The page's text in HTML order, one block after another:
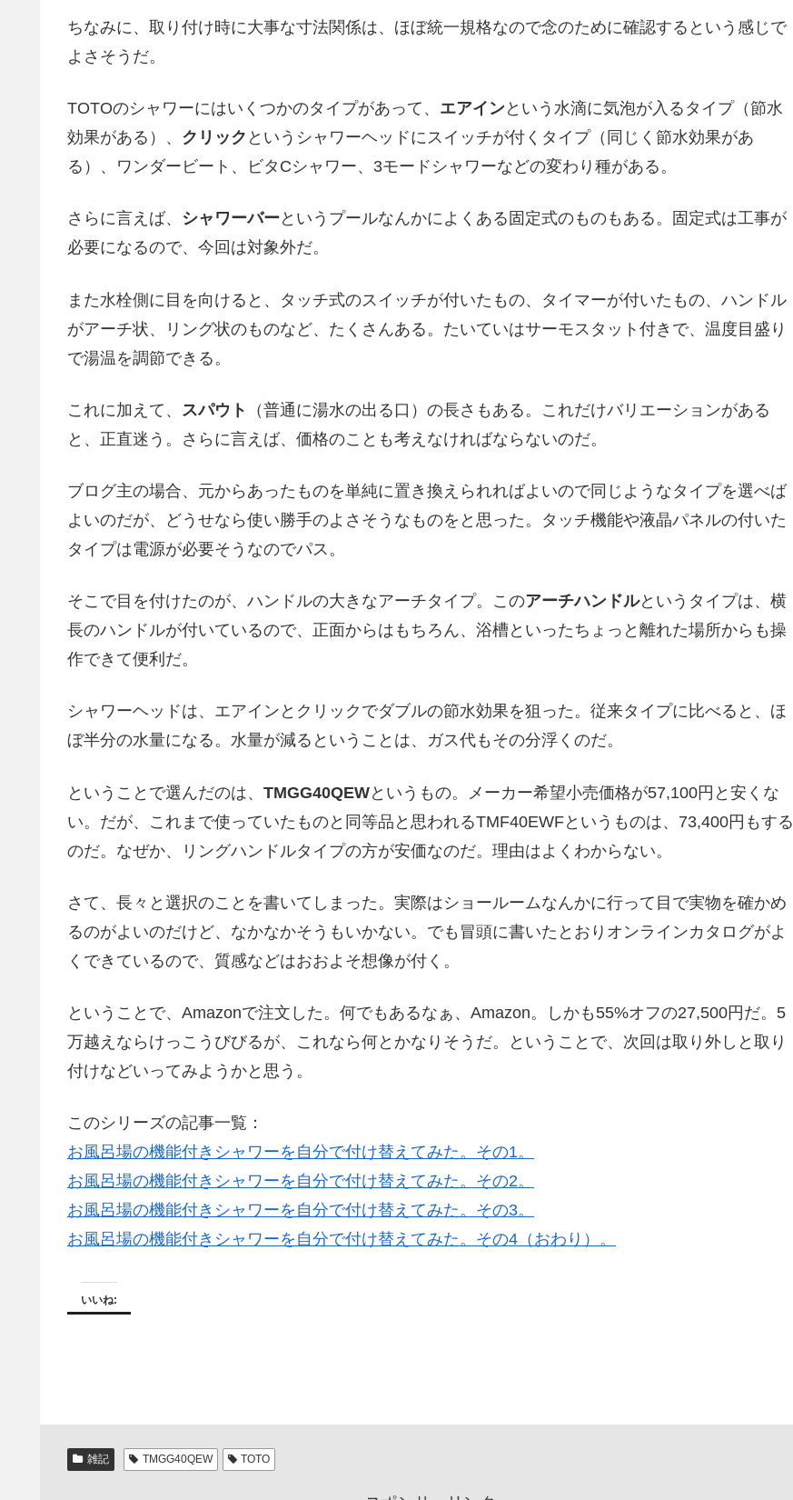
ちなみに、取り付け時に大事な寸法関係は、ほぼ統一規格なので念のために確認するという感じで
よさそうだ。
TOTOのシャワーにはいくつかのタイプがあって、 エアインという水滴に気泡が入るタイプ（節水
効果がある）、 クリック というシャワーヘッドにスイッチが付くタイプ（同じく節水効果があ
る）、ワンダービート、ビタCシャワー、3モードシャワーなどの変わり種がある。
さらに言えば、 シャワーバーというプールなんかによくある固定式のものもある。固定式は工事が
必要になるので、今回は対象外だ。
また水栓側に目を向けると、タッチ式のスイッチが付いたもの、タイマーが付いたもの、ハンドル
がアーチ状、リング状のものなど、たくさんある。たいていはサーモスタット付きで、温度目盛り
で湯温を調節できる。
これに加えて、 スパウト
（普通に湯水の出る口）の長さもある。これだけバリエーションがある
と、正直迷う。さらに言えば、価格のことも考えなければならないのだ。
ブログ主の場合、元からあったものを単純に置き換えられればよいので同じようなタイプを選べば
よいのだが、どうせなら使い勝手のよさそうなものをと思った。タッチ機能や液晶パネルの付いた
タイプは電源が必要そうなのでパス。
そこで目を付けたのが、ハンドルの大きなアーチタイプ。このアーチハンドルというタイプは、横
長のハンドルが付いているので、正面からはもちろん、浴槽といったちょっと離れた場所からも操
作できて便利だ。
シャワーヘッドは、エアインとクリックでダブルの節水効果を狙った。従来タイプに比べると、ほ
ぼ半分の水量になる。水量が減るということは、ガス代もその分浮くのだ。
ということで選んだのは、 TMGG40QEWというもの。メーカー希望小売価格が57,100円と安くな
い。だが、これまで使っていたものと同等品と思われるTMF40EWFというものは、73,400円もする
のだ。なぜか、リングハンドルタイプの方が安価なのだ。理由はよくわからない。
さて、長々と選択のことを書いてしまった。実際はショールームなんかに行って目で実物を確かめ
るのがよいのだけど、なかなかそうもいかない。でも冒頭に書いたとおりオンラインカタログがよ
くできているので、質感などはおおよそ想像が付く。
ということで、Amazonで注文した。何でもあるなぁ、Amazon。しかも55%オフの27,500円だ。5
万越えならけっこうびびるが、これなら何とかなりそうだ。ということで、次回は取り外しと取り
付けなどいってみようかと思う。
このシリーズの記事一覧：
お風呂場の機能付きシャワーを自分で付け替えてみた。その1。
お風呂場の機能付きシャワーを自分で付け替えてみた。その2。
お風呂場の機能付きシャワーを自分で付け替えてみた。その3。
お風呂場の機能付きシャワーを自分で付け替えてみた。その4（おわり）。
いいね:
雑記 TMGG40QEW TOTO